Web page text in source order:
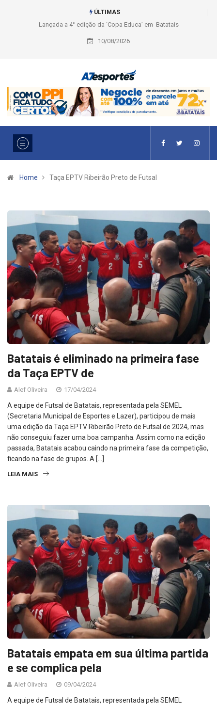
ÚLTIMAS
em Batatais Liga 2026: Equipes rompem com a LABE na Série
10/08/2026
Home Taça EPTV Ribeirão Preto de Futsal
Batatais é eliminado na primeira fase
da Taça EPTV de
Alef Oliveira 17/04/2024
A equipe de Futsal de Batatais, representada pela SEMEL
(Secretaria Municipal de Esportes e Lazer), participou de mais
uma edição da Taça EPTV Ribeirão Preto de Futsal de 2024, mas
não conseguiu fazer uma boa campanha. Assim como na edição
passada, Batatais acabou caindo na primeira fase da competição,
ficando na fase de grupos. A […]
LEIA MAIS
Batatais empata em sua última partida
e se complica pela
Alef Oliveira 09/04/2024
A equipe de Futsal de Batatais, representada pela SEMEL